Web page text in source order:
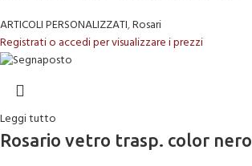
ARTICOLI PERSONALIZZATI,Rosari
Registrati o accedi per visualizzare i prezzi
Leggi tutto
Rosario vetro trasp. color nero